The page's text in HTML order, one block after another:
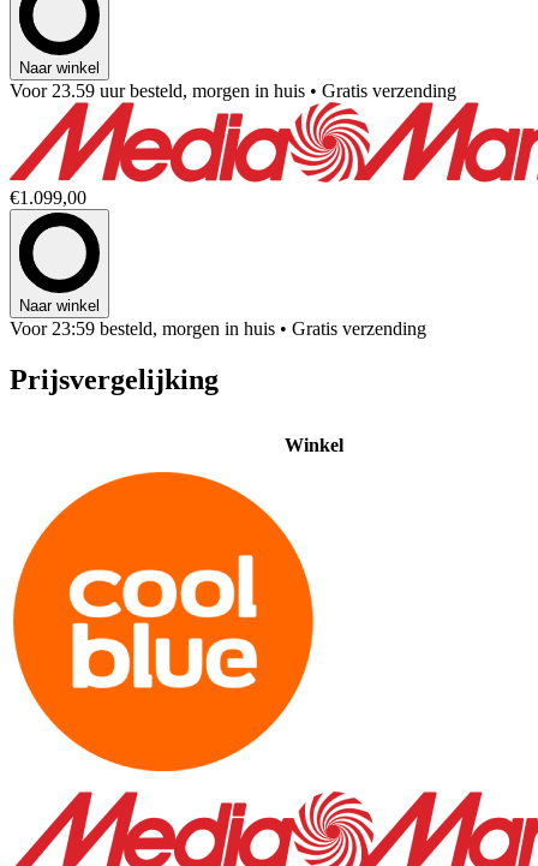
Naar winkel
Voor 23.59 uur besteld, morgen in huis • Gratis verzending
€1.099,00
Naar winkel
Voor 23:59 besteld, morgen in huis • Gratis verzending
Prijsvergelijking
Winkel